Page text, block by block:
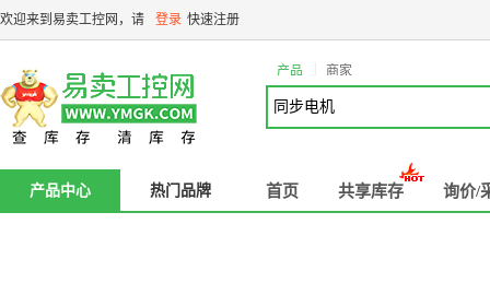
欢迎来到易卖工控网，请 登录 快速注册
产品 商家
产品中心 热门品牌 首页 共享库存 询价/